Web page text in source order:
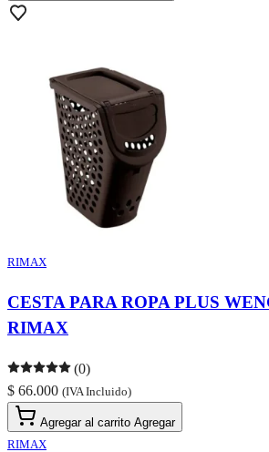
RIMAX
CESTA PARA ROPA PLUS
RIMAX
(0)
$ 66.000 (IVA Incluido)
Agregar al carrito Agregar
RIMAX